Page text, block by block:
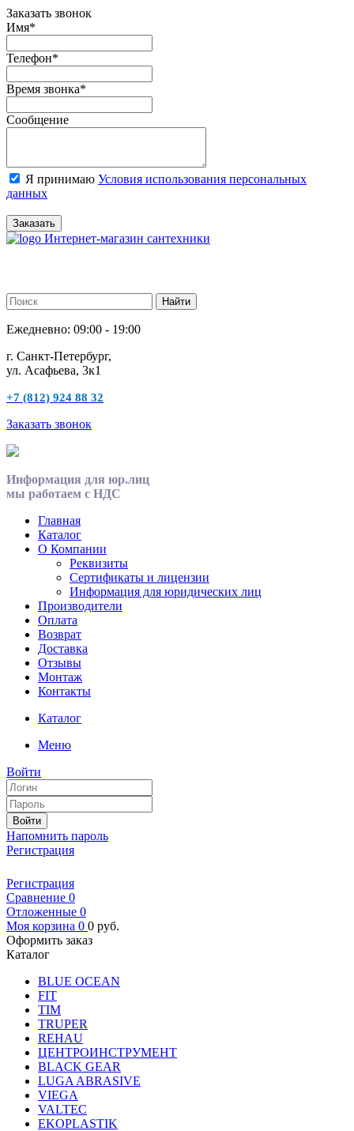
Заказать звонок
Имя*
Телефон*
Время звонка*
Сообщение
Я принимаю Условия использования персональных
данных
Заказать
Интернет-магазин сантехники
Ежедневно: 09:00 - 19:00
г. Санкт-Петербург,
ул. Асафьева, 3к1
+7 (812) 924 88 32
Заказать звонок
Информация для юр.лиц
мы работаем с НДС
Главная
Каталог
О Компании
Реквизиты
Сертификаты и лицензии
Информация для юридических лиц
Производители
Оплата
Возврат
Доставка
Отзывы
Монтаж
Контакты
Каталог
Меню
Войти
Войти
Напомнить пароль
Регистрация
Регистрация
Сравнение 0
Отложенные 0
Моя корзина 0 0 руб.
Оформить заказ
Каталог
BLUE OCEAN
FIT
TIM
TRUPER
REHAU
ЦЕНТРОИНСТРУМЕНТ
BLACK GEAR
LUGA ABRASIVE
VIEGA
VALTEC
EKOPLASTIK